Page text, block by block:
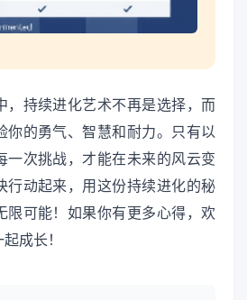
，持续进化艺术不再是选择，而
你的勇气、智慧和耐力。只有以
一次挑战，才能在未来的风云变
行动起来，用这份持续进化的秘
限可能！如果你有更多心得，欢
成长！